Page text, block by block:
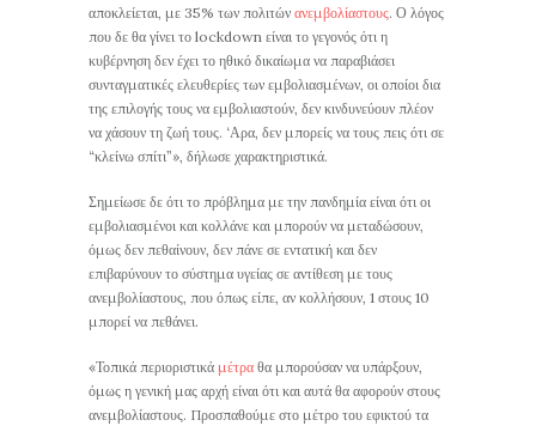
αποκλείεται, με 35% των πολιτών ανεμβολίαστους. Ο λόγος
που δε θα γίνει το lockdown είναι το γεγονός ότι η
κυβέρνηση δεν έχει το ηθικό δικαίωμα να παραβιάσει
συνταγματικές ελευθερίες των εμβολιασμένων, οι οποίοι δια
της επιλογής τους να εμβολιαστούν, δεν κινδυνεύουν πλέον
να χάσουν τη ζωή τους. ‘Αρα, δεν μπορείς να τους πεις ότι σε
“κλείνω σπίτι”», δήλωσε χαρακτηριστικά.
Σημείωσε δε ότι το πρόβλημα με την πανδημία είναι ότι οι
εμβολιασμένοι και κολλάνε και μπορούν να μεταδώσουν,
όμως δεν πεθαίνουν, δεν πάνε σε εντατική και δεν
επιβαρύνουν το σύστημα υγείας σε αντίθεση με τους
ανεμβολίαστους, που όπως είπε, αν κολλήσουν, 1 στους 10
μπορεί να πεθάνει.
«Τοπικά περιοριστικά μέτρα θα μπορούσαν να υπάρξουν,
όμως η γενική μας αρχή είναι ότι και αυτά θα αφορούν στους
ανεμβολίαστους. Προσπαθούμε στο μέτρο του εφικτού τα